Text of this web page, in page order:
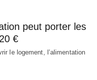
peut porter les
€
le logement, l’alimentation